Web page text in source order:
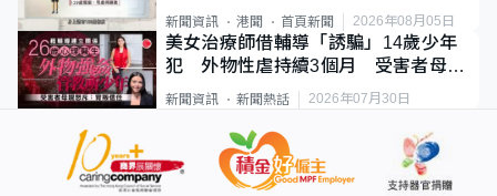
類案最惡劣
新聞資訊 港聞 首頁新聞 2026年08月05日
美女治療師借輔導「誘騙」14歲少年
犯 外物性虐持續3個月 受害者母：
要保護其他人
新聞資訊 新聞熱話 2026年07月30日